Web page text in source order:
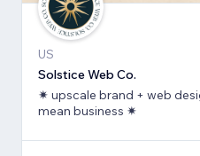
US
Solstice Web Co.
✷ upscale brand + web
mean business ✷